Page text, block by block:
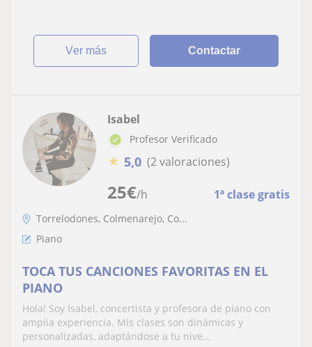
ver más Contactar
25€/h 1ª clase gratis
Isabel
Profesor Verificado
★ 5,0 (2 valoraciones)
Torrelodones, Colmenarejo, Co...
Piano
TOCA TUS CANCIONES FAVORITAS EN EL
PIANO
Hola! Soy Isabel, concertista y profesora de piano con
amplia experiencia. Mis clases son dinámicas y
personalizadas, adaptándose a tu nive...